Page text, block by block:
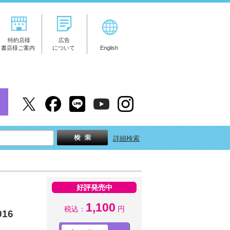
特約店様
書店様ご案内
広告
について
English
詳細検索
好評発売中
税込： 1,100 円